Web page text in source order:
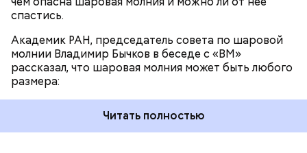
спастись.
Академик РАН, председатель совета по шаровой
молнии Владимир Бычков в беседе с «ВМ»
рассказал, что шаровая молния может быть любого
размера:
Читать полностью
За свою земную жизнь он совершил множество
добрых дел во славу Божию.